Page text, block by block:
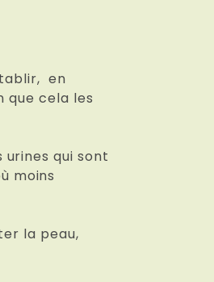
en
que cela les
qui sont
moins
la peau,